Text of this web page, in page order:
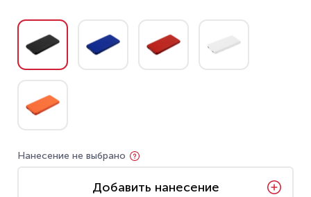
Нанесение не выбрано
Добавить нанесение